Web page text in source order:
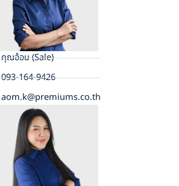
คุณอ้อม (Sale)
093-164-9426
aom.k@premiums.co.th